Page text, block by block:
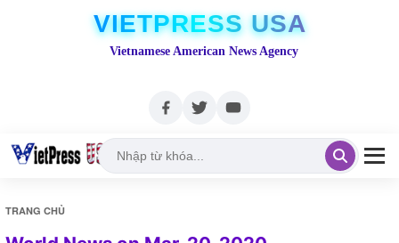
VIETPRESS USA
Vietnamese American News Agency
TRANG CHỦ